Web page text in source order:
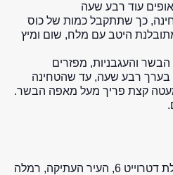
עוד רבע שעה
כך שתתקבל כמות של כוס
היטב עם מלח, שום ומיץ
והעגבניות, מפזרים
בערך רבע שעה, עד שהטחינה
קצת פריך מעל מאפה הבשר.
6, העיר העתיקה, רמלה